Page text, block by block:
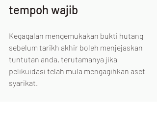
tempoh wajib
Kegagalan mengemukakan bukti hutang
sebelum tarikh akhir boleh menjejaskan
tuntutan anda, terutamanya jika
pelikuidasi telah mula mengagihkan aset
syarikat.